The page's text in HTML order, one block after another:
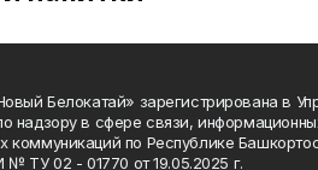
Белокатай» зарегистрирована в
надзору в сфере связи,
коммуникаций по Республике
ТУ 02 - 01770 от 19.05.2025 г.